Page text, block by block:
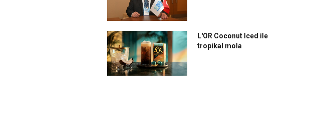
L'OR Coconut Iced ile
tropikal mola